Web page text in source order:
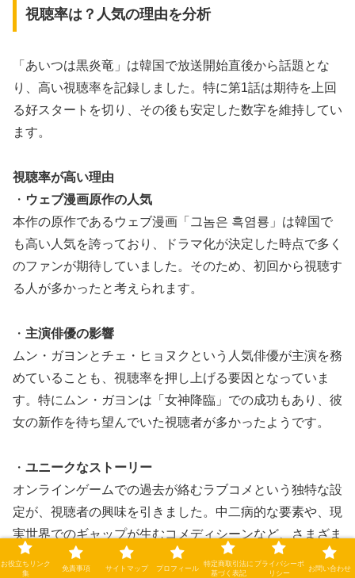
視聴率は？人気の理由を分析
「あいつは黒炎竜」は韓国で放送開始直後から話題とな
り、高い視聴率を記録しました。特に第1話は期待を上回
る好スタートを切り、その後も安定した数字を維持してい
ます。
視聴率が高い理由
・ ウェブ漫画原作の人気
本作の原作であるウェブ漫画「그놈은 흑염룡」は韓国で
も高い人気を誇っており、ドラマ化が決定した時点で多く
のファンが期待していました。そのため、初回から視聴す
る人が多かったと考えられます。
・ 主演俳優の影響
ムン・ガヨンとチェ・ヒョヌクという人気俳優が主演を務
めていることも、視聴率を押し上げる要因となっていま
す。特にムン・ガヨンは「女神降臨」での成功もあり、彼
女の新作を待ち望んでいた視聴者が多かったようです。
・ ユニークなストーリー
オンラインゲームでの過去が絡むラブコメという独特な設
定が、視聴者の興味を引きました。中二病的な要素や、現
実世界でのギャップが生むコメディシーンなど、さまざま
な要素が融合した作品として評価されています。
お役立ちリンク
集
免責事項 サイトマップ プロフィール
特定商取引法に
基づく表記
プライバシーポ
リシー
お問い合わせ